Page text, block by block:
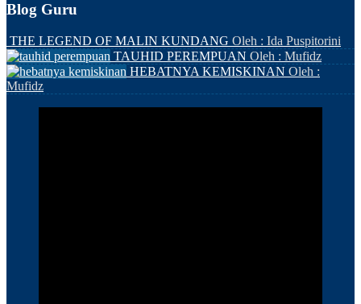
Blog Guru
THE LEGEND OF MALIN KUNDANG Oleh : Ida Puspitorini
TAUHID PEREMPUAN Oleh : Mufidz
HEBATNYA KEMISKINAN Oleh :
Mufidz